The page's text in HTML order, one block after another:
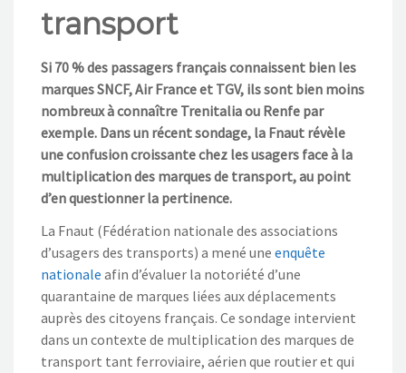
transport
Si 70 % des passagers français connaissent bien les
marques SNCF, Air France et TGV, ils sont bien moins
nombreux à connaître Trenitalia ou Renfe par
exemple. Dans un récent sondage, la Fnaut révèle
une confusion croissante chez les usagers face à la
multiplication des marques de transport, au point
d’en questionner la pertinence.
La Fnaut (Fédération nationale des associations
d’usagers des transports) a mené une enquête
nationale afin d’évaluer la notoriété d’une
quarantaine de marques liées aux déplacements
auprès des citoyens français. Ce sondage intervient
dans un contexte de multiplication des marques de
transport tant ferroviaire, aérien que routier et qui